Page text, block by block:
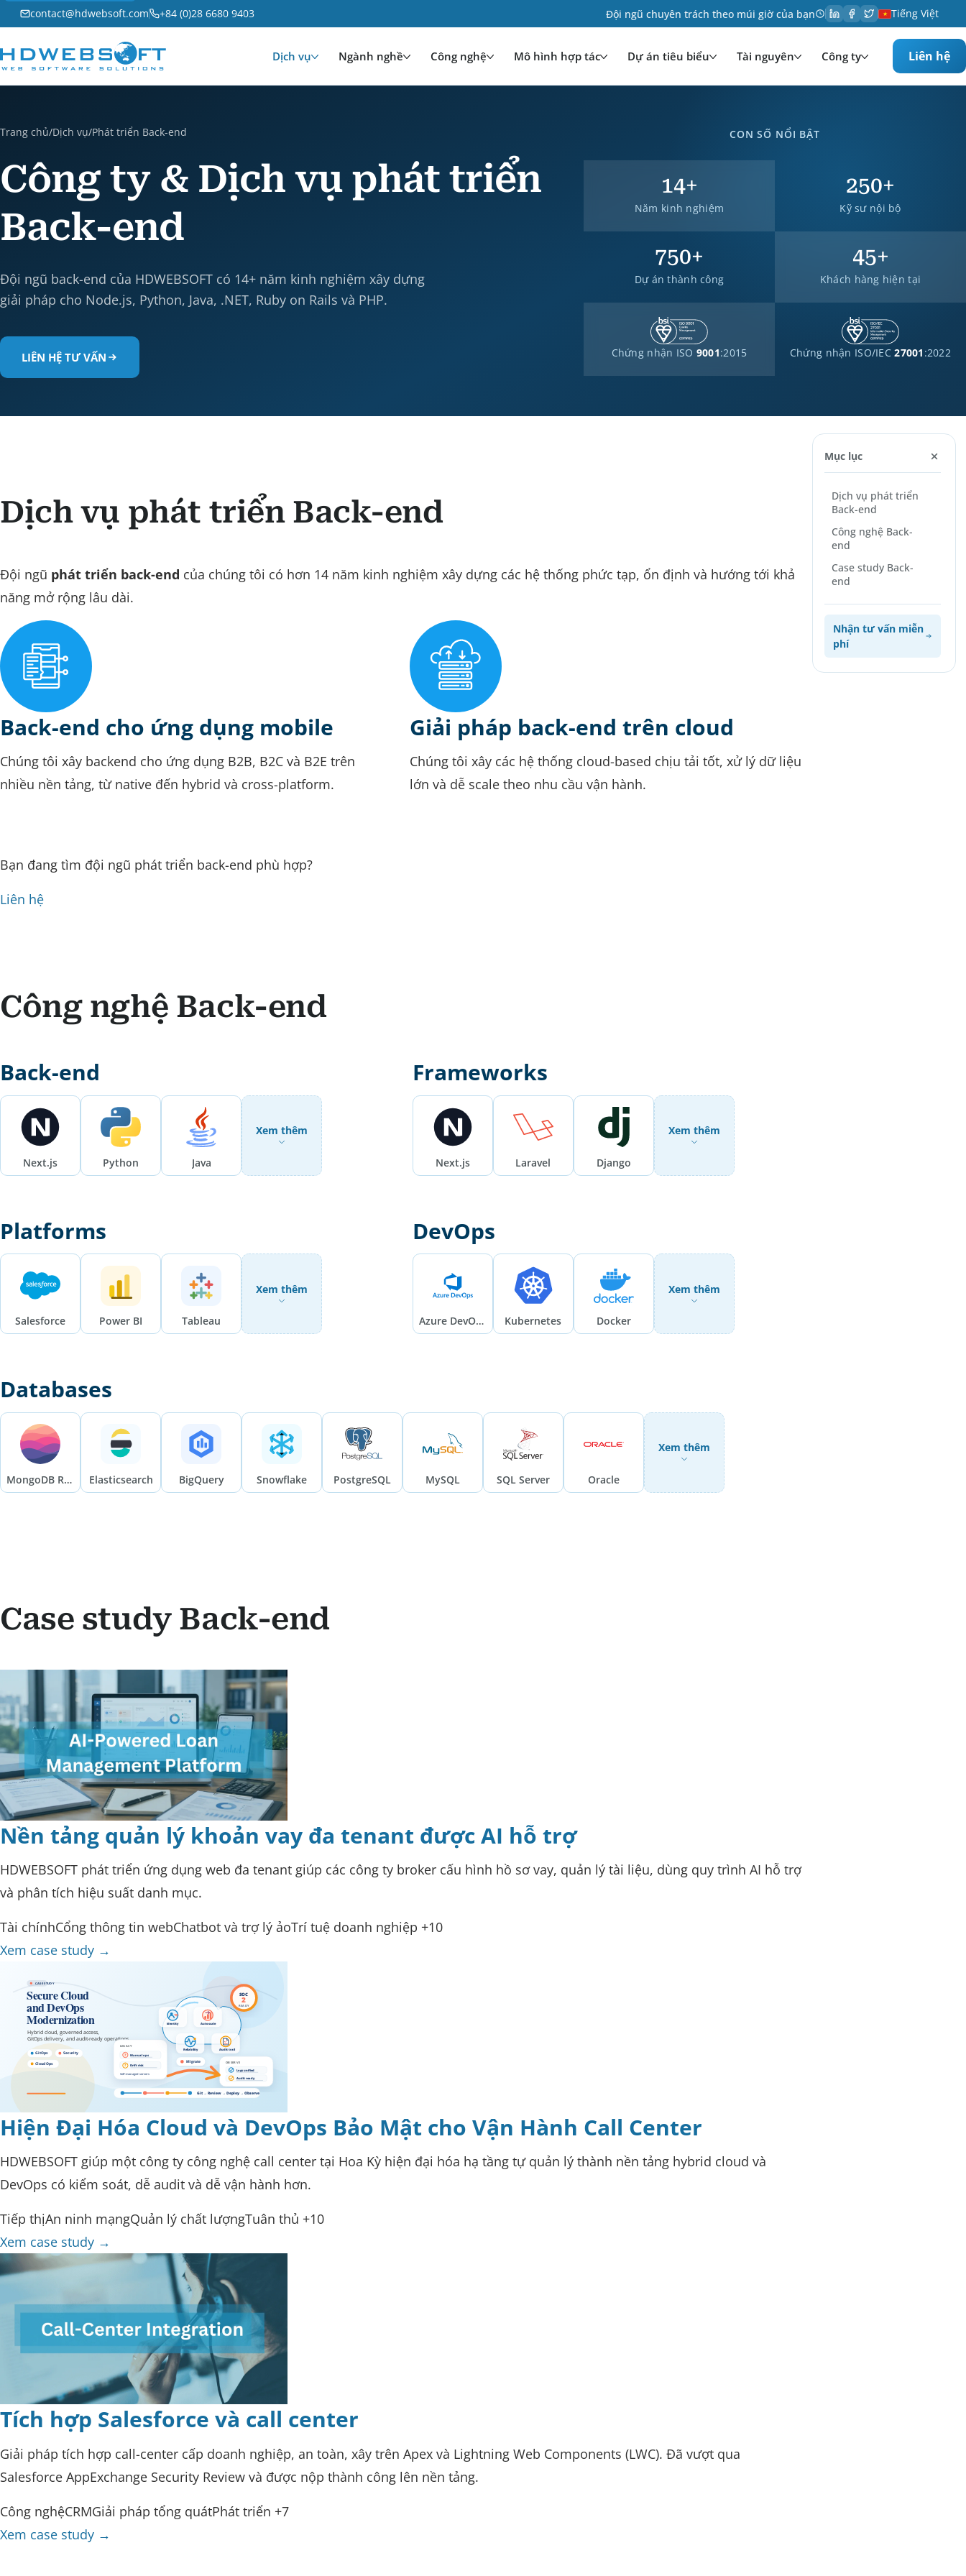
contact@hdwebsoft.com +84 (0)28 6680 9403 Đội ngũ chuyên trách theo múi giờ của bạn Tiếng Việt
Dịch vụ Ngành nghề Công nghệ Mô hình hợp tác Dự án tiêu biểu Tài nguyên Công ty Liên hệ
Trang chủ/Dịch vụ/Phát triển Back-end
Công ty & Dịch vụ phát triển
Back-end
Đội ngũ back-end của HDWEBSOFT có 14+ năm kinh nghiệm xây dựng
giải pháp cho Node.js, Python, Java, .NET, Ruby on Rails và PHP.
LIÊN HỆ TƯ VẤN
CON SỐ NỔI BẬT
14+
Năm kinh nghiệm
250+
Kỹ sư nội bộ
750+
Dự án thành công
45+
Khách hàng hiện tại
Chứng nhận ISO 9001:2015 Chứng nhận ISO/IEC27001 :2022
Dịch vụ phát triển Back-end
Đội ngũ phát triển back-end của chúng tôi có hơn 14 năm kinh nghiệm xây dựng các hệ thống phức tạp, ổn định và hướng tới khả
năng mở rộng lâu dài.
Back-end cho ứng dụng mobile
Chúng tôi xây backend cho ứng dụng B2B, B2C và B2E trên
nhiều nền tảng, từ native đến hybrid và cross-platform.
Giải pháp back-end trên cloud
Chúng tôi xây các hệ thống cloud-based chịu tải tốt, xử lý dữ liệu
lớn và dễ scale theo nhu cầu vận hành.
Bạn đang tìm đội ngũ phát triển back-end phù hợp?
Liên hệ
Công nghệ Back-end
Back-end
Next.js Python Java
Xem thêm
Frameworks
Next.js Laravel Django
Xem thêm
Platforms
Salesforce Power BI Tableau
Xem thêm
DevOps
Azure DevOps Kubernetes Docker
Xem thêm
Databases
MongoDB Realm Elasticsearch BigQuery Snowflake PostgreSQL MySQL SQL Server Oracle
Xem thêm
Case study Back-end
Nền tảng quản lý khoản vay đa tenant được AI hỗ trợ
HDWEBSOFT phát triển ứng dụng web đa tenant giúp các công ty broker cấu hình hồ sơ vay, quản lý tài liệu, dùng quy trình AI hỗ trợ
và phân tích hiệu suất danh mục.
Tài chínhCổng thông tin webChatbot và trợ lý ảoTrí tuệ doanh nghiệp +10
Xem case study →
Hiện Đại Hóa Cloud và DevOps Bảo Mật cho Vận Hành Call Center
HDWEBSOFT giúp một công ty công nghệ call center tại Hoa Kỳ hiện đại hóa hạ tầng tự quản lý thành nền tảng hybrid cloud và
DevOps có kiểm soát, dễ audit và dễ vận hành hơn.
Tiếp thịAn ninh mạngQuản lý chất lượngTuân thủ +10
Xem case study →
Tích hợp Salesforce và call center
Giải pháp tích hợp call-center cấp doanh nghiệp, an toàn, xây trên Apex và Lightning Web Components (LWC). Đã vượt qua
Salesforce AppExchange Security Review và được nộp thành công lên nền tảng.
Công nghệCRMGiải pháp tổng quátPhát triển +7
Xem case study →
Mục lục
Dịch vụ phát triển
Back-end
Công nghệ Back-
end
Case study Back-
end
Nhận tư vấn miễn
phí